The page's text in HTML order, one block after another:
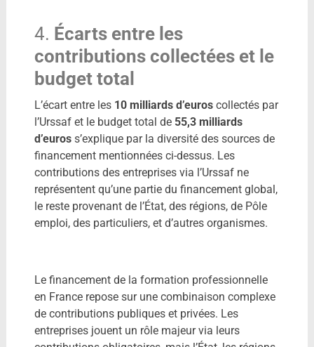
4. Écarts entre les
contributions collectées et le
budget total
L’écart entre les 10 milliards d’euroscollectés par
l’Urssaf et le budget total de 55,3 milliards
d’euross’explique par la diversité des sources de
financement mentionnées ci-dessus. Les
contributions des entreprises via l’Urssaf ne
représentent qu’une partie du financement global,
le reste provenant de l’État, des régions, de Pôle
emploi, des particuliers, et d’autres organismes.
Le financement de la formation professionnelle
en France repose sur une combinaison complexe
de contributions publiques et privées. Les
entreprises jouent un rôle majeur via leurs